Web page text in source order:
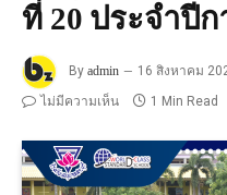
ที่ 20 ประจำปี
By admin 16 สิงหาคม
ไม่มีความเห็น
1 Min Read